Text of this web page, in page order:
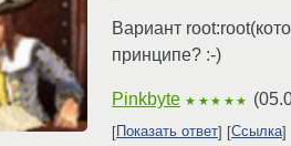
Вариант
принципе? :-)
Pinkbyte ★★★★★ (
Показать ответ Ссылка